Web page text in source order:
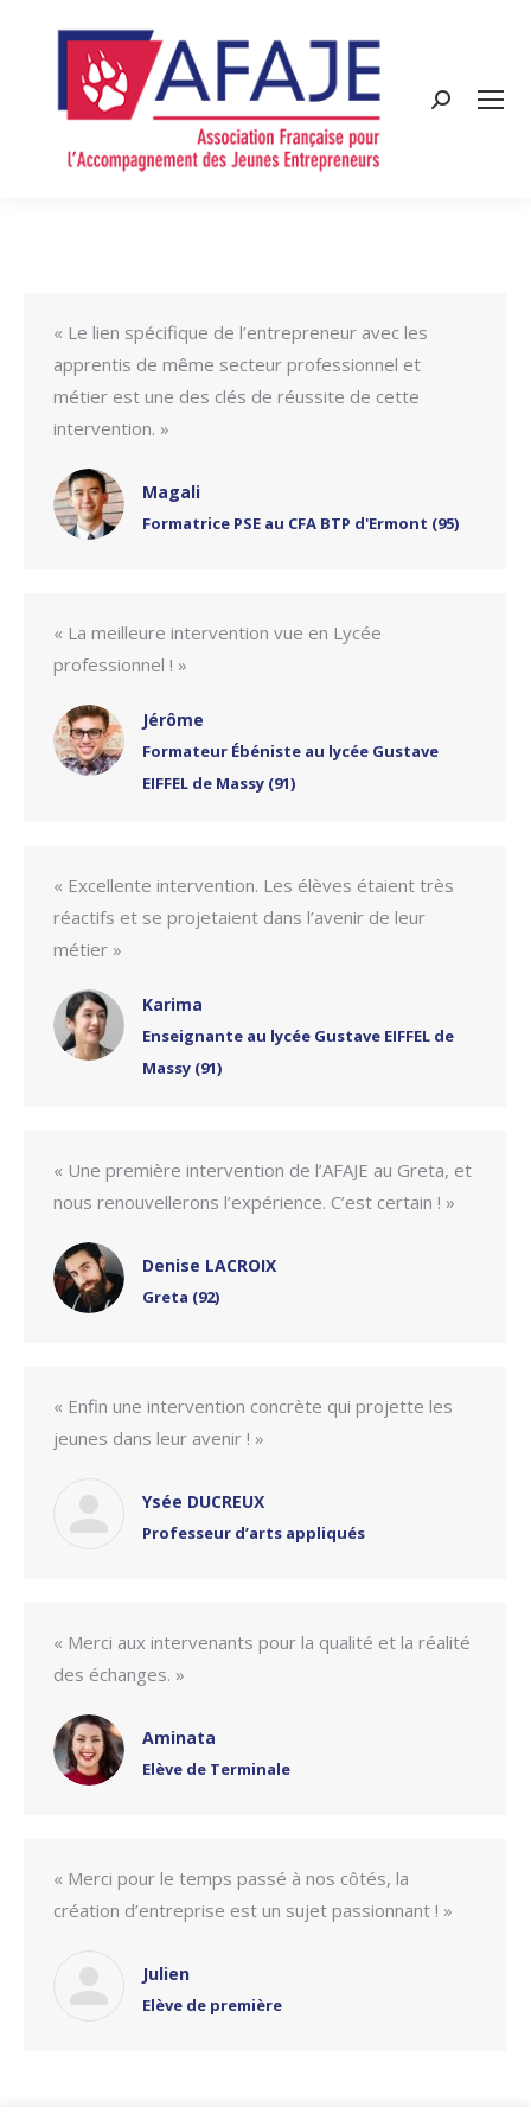
Search:
« Le lien spécifique de l’entrepreneur avec les
apprentis de même secteur professionnel et
métier est une des clés de réussite de cette
intervention. »
Magali
Formatrice PSE au CFA BTP d'Ermont (95)
« La meilleure intervention vue en Lycée
professionnel ! »
Jérôme
Formateur Ébéniste au lycée Gustave
EIFFEL de Massy (91)
« Excellente intervention. Les élèves étaient très
réactifs et se projetaient dans l’avenir de leur
métier »
Karima
Enseignante au lycée Gustave EIFFEL de
Massy (91)
« Une première intervention de l’AFAJE au Greta, et
nous renouvellerons l’expérience. C’est certain ! »
Denise LACROIX
Greta (92)
« Enfin une intervention concrète qui projette les
jeunes dans leur avenir ! »
Ysée DUCREUX
Professeur d’arts appliqués
« Merci aux intervenants pour la qualité et la réalité
des échanges. »
Aminata
Elève de Terminale
« Merci pour le temps passé à nos côtés, la
création d’entreprise est un sujet passionnant ! »
Julien
Elève de première